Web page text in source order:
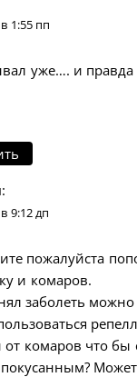
1:55 пп
уже…. и правда
:
9:12 дп
пожалуйста
и комаров.
заболеть можно
комаров что бы
Может